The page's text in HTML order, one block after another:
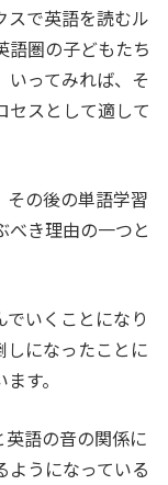
スで英語を読むル
語圏の子どもたち
いってみれば、そ
セスとして適して
その後の単語学習
き理由の一つと
いくことになり
しになったことに
す。
語の音の関係に
ようになっている